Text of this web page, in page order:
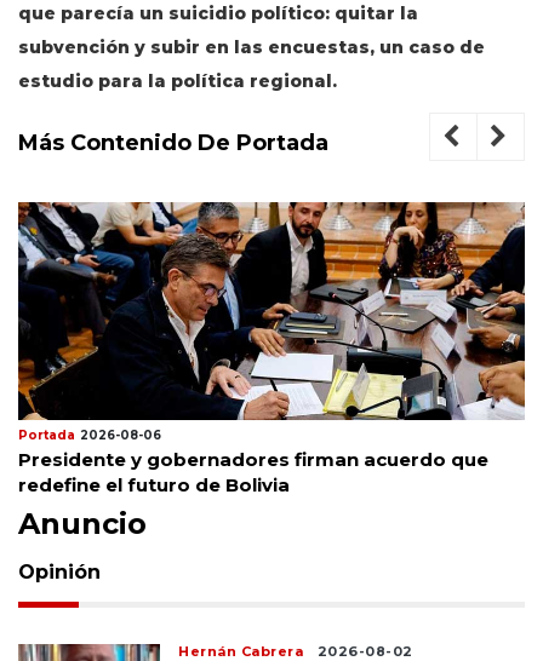
que parecía un suicidio político: quitar la
subvención y subir en las encuestas, un caso de
estudio para la política regional.
Más Contenido De Portada
Portada 2026-08-06
Presidente y gobernadores firman acuerdo que
redefine el futuro de Bolivia
Anuncio
Opinión
Hernán Cabrera 2026-08-02